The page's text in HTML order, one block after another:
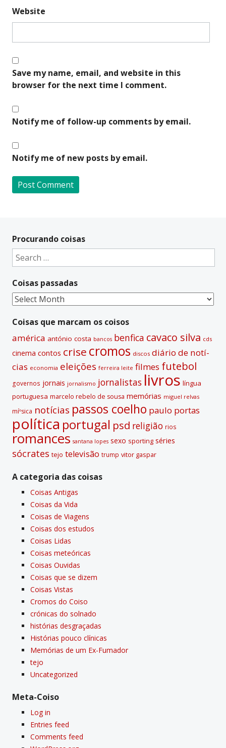
Website
Save my name, email, and website in this
browser for the next time I comment.
Notify me of follow-up comments by email.
Notify me of new posts by email.
t
e
a
t
i
v
Procurando coisas
Search
for:
Coisas passadas
Coisas
Coisas que marcam os coisos
américa antónio costa bancos benfica cavaco silva cds
cinema contos crise cromos discos diário de notí­
cias economia eleições ferreira leite filmes futebol
governos jornais jornalismo jornalistas livros lí­ngua
portuguesa marcelo rebelo de sousa memórias miguel relvas
míºsica notí­cias passos coelho paulo portas
polí­tica portugal psd religião rios
romances santana lopes sexo sporting séries
sócrates tejo televisão trump vitor gaspar
A categoria das coisas
Coisas Antigas
Coisas da Vida
Coisas de Viagens
Coisas dos estudos
Coisas Lidas
Coisas meteóricas
Coisas Ouvidas
Coisas que se dizem
Coisas Vistas
Cromos do Coiso
crónicas do solnado
histórias desgraçadas
Histórias pouco clí­nicas
Memórias de um Ex-Fumador
tejo
Uncategorized
Meta-Coiso
Log in
Entries feed
Comments feed